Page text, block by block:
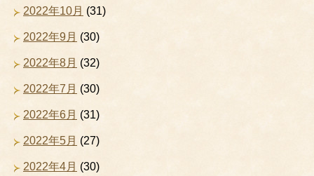
2022年10月 (31)
2022年9月 (30)
2022年8月 (32)
2022年7月 (30)
2022年6月 (31)
2022年5月 (27)
2022年4月 (30)